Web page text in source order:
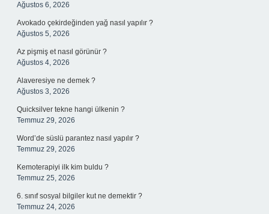
Ağustos 6, 2026
Avokado çekirdeğinden yağ nasıl yapılır ?
Ağustos 5, 2026
Az pişmiş et nasıl görünür ?
Ağustos 4, 2026
Alaveresiye ne demek ?
Ağustos 3, 2026
Quicksilver tekne hangi ülkenin ?
Temmuz 29, 2026
Word’de süslü parantez nasıl yapılır ?
Temmuz 29, 2026
Kemoterapiyi ilk kim buldu ?
Temmuz 25, 2026
6. sınıf sosyal bilgiler kut ne demektir ?
Temmuz 24, 2026